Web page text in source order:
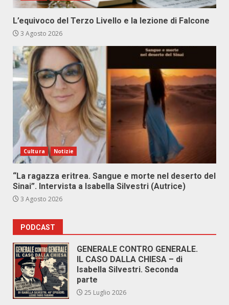
L’equivoco del Terzo Livello e la lezione di Falcone
3 Agosto 2026
Cultura Notizie
“La ragazza eritrea. Sangue e morte nel deserto del
Sinai”. Intervista a Isabella Silvestri (Autrice)
3 Agosto 2026
PODCAST
GENERALE CONTRO GENERALE.
IL CASO DALLA CHIESA – di
Isabella Silvestri. Seconda
parte
25 Luglio 2026